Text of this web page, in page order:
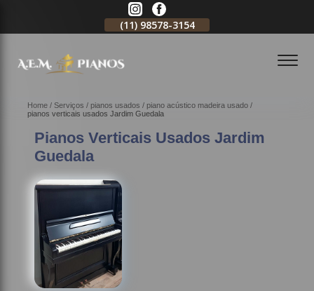
(11) 98578-3154
Home Serviços pianos usados
piano acústico madeira usado
pianos verticais usados Jardim Guedala
Pianos Verticais Usados Jardim
Guedala